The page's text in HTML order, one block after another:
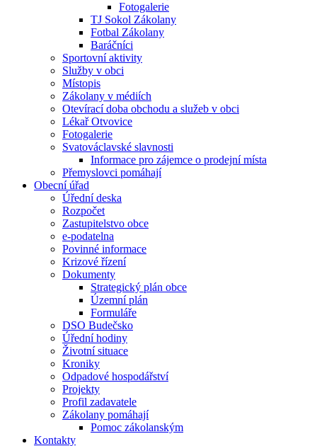
Fotogalerie
TJ Sokol Zákolany
Fotbal Zákolany
Baráčníci
Sportovní aktivity
Služby v obci
Místopis
Zákolany v médiích
Otevírací doba obchodu a služeb v obci
Lékař Otvovice
Fotogalerie
Svatováclavské slavnosti
Informace pro zájemce o prodejní místa
Přemyslovci pomáhají
Obecní úřad
Úřední deska
Rozpočet
Zastupitelstvo obce
e-podatelna
Povinné informace
Krizové řízení
Dokumenty
Strategický plán obce
Územní plán
Formuláře
DSO Budečsko
Úřední hodiny
Životní situace
Kroniky
Odpadové hospodářství
Projekty
Profil zadavatele
Zákolany pomáhají
Pomoc zákolanským
Kontakty